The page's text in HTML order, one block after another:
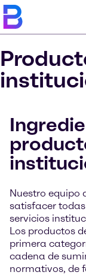
Nuestro equipo
satisfacer todas
servicios
Los productos
primera
cadena de
normativos, de